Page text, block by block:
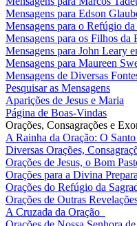
Mensagens para Edson
Mensagens para o Refúgio
Mensagens para os Filhos da
Mensagens para John Leary
Mensagens para Maureen
Mensagens de Diversas
Pesquisar as Mensagens
Aparições de Jesus e Maria
Página de Boas-Vindas
Orações, Consagrações e
A Rainha da Oração: O
Diversas Orações,
Orações de Jesus, o Bom
Orações para a Divina
Orações do Refúgio da
Orações de Outras
A Cruzada da Oração